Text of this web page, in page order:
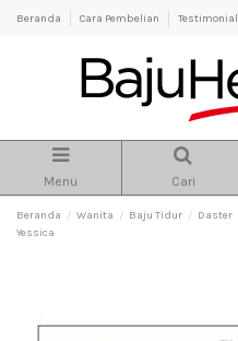
Beranda Cara Pembelian Testimonial
Menu Cari
Beranda Wanita Baju Tidur Daster
Yessica